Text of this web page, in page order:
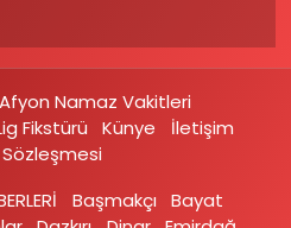
Afyon Namaz Vakitleri
Fikstürü Künye
İletişim
Sözleşmesi
Başmakçı
Bayat